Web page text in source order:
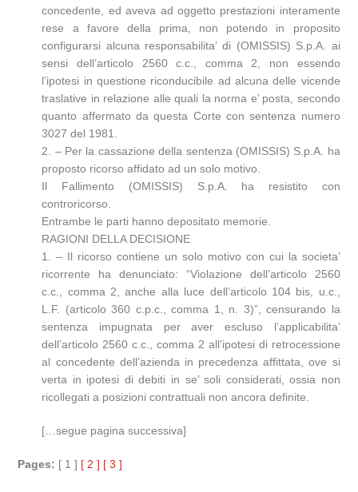
concedente, ed aveva ad oggetto prestazioni interamente
rese a favore della prima, non potendo in proposito
configurarsi alcuna responsabilita’ di (OMISSIS) S.p.A. ai
sensi dell’articolo 2560 c.c., comma 2, non essendo
l’ipotesi in questione riconducibile ad alcuna delle vicende
traslative in relazione alle quali la norma e’ posta, secondo
quanto affermato da questa Corte con sentenza numero
3027 del 1981.
2. – Per la cassazione della sentenza (OMISSIS) S.p.A. ha
proposto ricorso affidato ad un solo motivo.
Il Fallimento (OMISSIS) S.p.A. ha resistito con
controricorso.
Entrambe le parti hanno depositato memorie.
RAGIONI DELLA DECISIONE
1. – Il ricorso contiene un solo motivo con cui la societa’
ricorrente ha denunciato: “Violazione dell’articolo 2560
c.c., comma 2, anche alla luce dell’articolo 104 bis, u.c.,
L.F. (articolo 360 c.p.c., comma 1, n. 3)”, censurando la
sentenza impugnata per aver escluso l’applicabilita’
dell’articolo 2560 c.c., comma 2 all’ipotesi di retrocessione
al concedente dell’azienda in precedenza affittata, ove si
verta in ipotesi di debiti in se’ soli considerati, ossia non
ricollegati a posizioni contrattuali non ancora definite.
[…segue pagina successiva]
Pages: [ 1 ] [ 2 ] [ 3 ]